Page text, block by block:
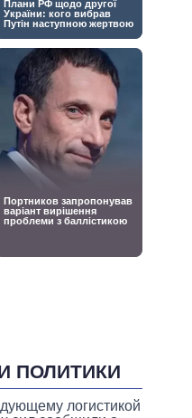
ПОЛИТИКИ
логистикой